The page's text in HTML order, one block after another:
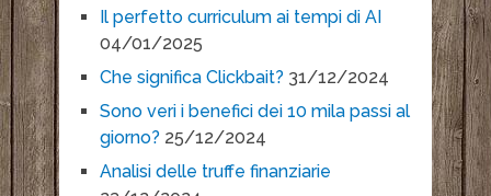
Il perfetto curriculum ai tempi di AI
04/01/2025
Che significa Clickbait? 31/12/2024
Sono veri i benefici dei 10 mila passi al
giorno? 25/12/2024
Analisi delle truffe finanziarie